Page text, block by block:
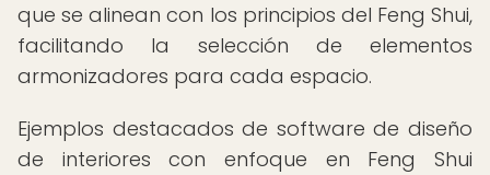
que se alinean con los principios del Feng Shui,
facilitando la selección de elementos
armonizadores para cada espacio.
Ejemplos destacados de software de diseño
de interiores con enfoque en Feng Shui